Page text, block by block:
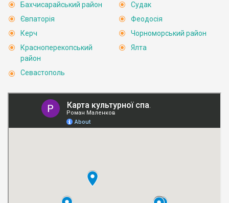
Бахчисарайський район
Євпаторія
Керч
Красноперекопський
район
Севастополь
Судак
Феодосія
Чорноморський район
Ялта